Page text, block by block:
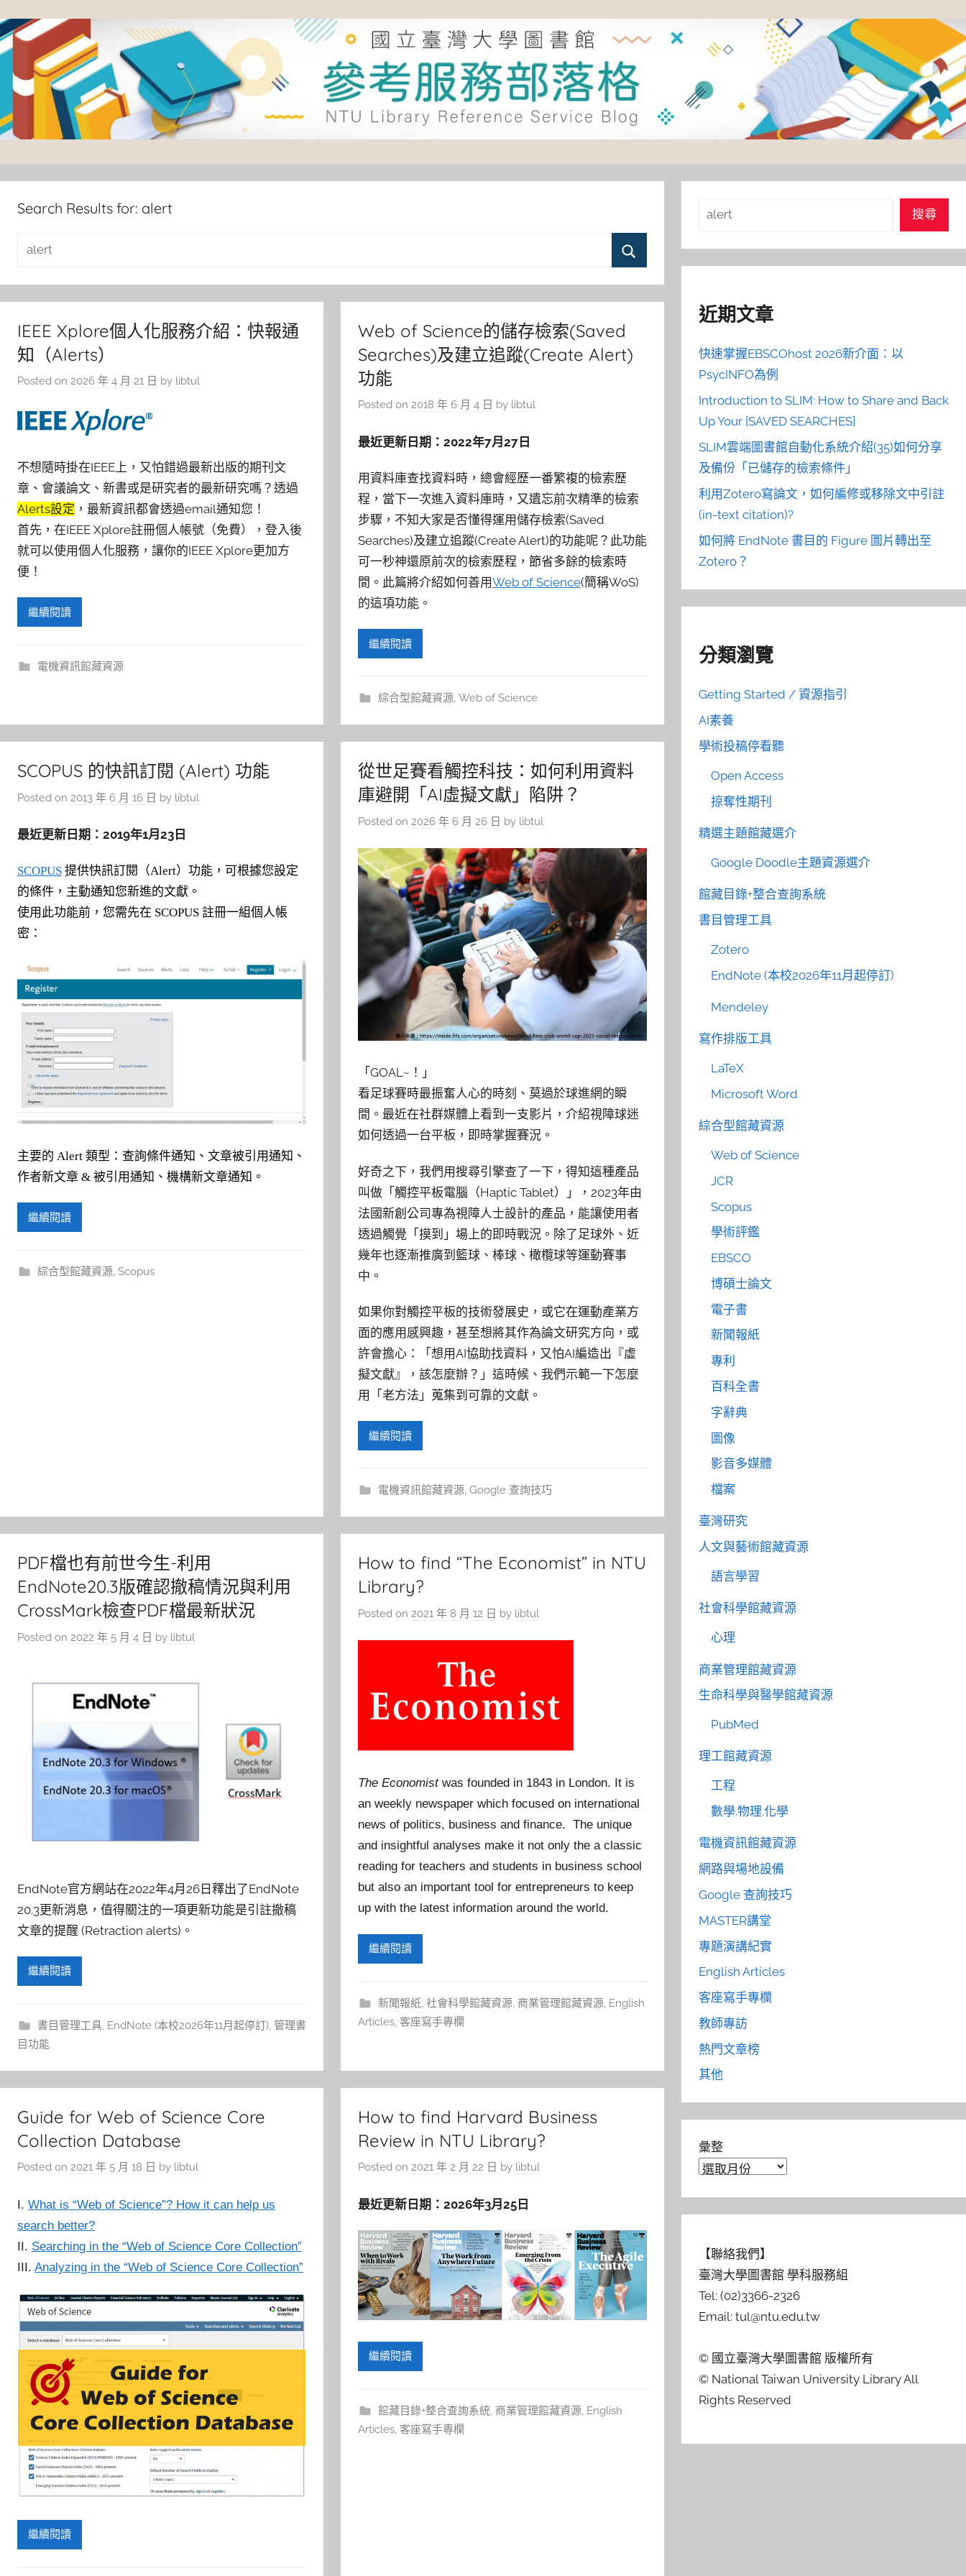
to
content
灣
館
Search Results for: alert
IEEE Xplore個人化服務介紹：快報通
知（Alerts）
Posted on 2026 年 4 月 21 日 by libtul
不想隨時掛在IEEE上，又怕錯過最新出版的期刊文
章、會議論文、新書或是研究者的最新研究嗎？透過
Alerts設定 ，最新資訊都會透過email通知您！
首先，在IEEE Xplore註冊個人帳號（免費），登入後
就可以使用個人化服務，讓你的IEEE Xplore更加方
便！
繼續閱讀
電機資訊館藏資源
Web of Science的儲存檢索(Saved
Searches)及建立追蹤(Create Alert)
功能
Posted on 2018 年 6 月 4 日 by libtul
最近更新日期：2022年7月27日
用資料庫查找資料時，總會經歷一番繁複的檢索歷
程，當下一次進入資料庫時，又遺忘前次精準的檢索
步驟，不知大家是否懂得運用儲存檢索(Saved
Searches)及建立追蹤(Create Alert)的功能呢？此功能
可一秒神還原前次的檢索歷程，節省多餘的檢索時
間。此篇將介紹如何善用Web of Science(簡稱WoS)
的這項功能。
繼續閱讀
綜合型館藏資源, Web of Science
SCOPUS 的快訊訂閱 (Alert) 功能
Posted on 2013 年 6 月 16 日 by libtul
最近更新日期：2019年1月23日
SCOPUS 提供快訊訂閱（Alert）功能，可根據您設定
的條件，主動通知您新進的文獻。
使用此功能前，您需先在 SCOPUS 註冊一組個人帳
密：
主要的 Alert 類型：查詢條件通知、文章被引用通知、
作者新文章 & 被引用通知、機構新文章通知。
繼續閱讀
綜合型館藏資源, Scopus
從世足賽看觸控科技：如何利用資料
庫避開「AI虛擬文獻」陷阱？
Posted on 2026 年 6 月 26 日 by libtul
「GOAL~！」
看足球賽時最振奮人心的時刻、莫過於球進網的瞬
間。最近在社群媒體上看到一支影片，介紹視障球迷
如何透過一台平板，即時掌握賽況。
好奇之下，我們用搜尋引擎查了一下，得知這種產品
叫做「觸控平板電腦（Haptic Tablet）」，2023年由
法國新創公司專為視障人士設計的產品，能讓使用者
透過觸覺「摸到」場上的即時戰況。除了足球外、近
幾年也逐漸推廣到籃球、棒球、橄欖球等運動賽事
中。
如果你對觸控平板的技術發展史，或它在運動產業方
面的應用感興趣，甚至想將其作為論文研究方向，或
許會擔心：「想用AI協助找資料，又怕AI編造出『虛
擬文獻』，該怎麼辦？」這時候、我們示範一下怎麼
用「老方法」蒐集到可靠的文獻。
繼續閱讀
電機資訊館藏資源, Google 查詢技巧
PDF檔也有前世今生-利用
EndNote20.3版確認撤稿情況與利用
CrossMark檢查PDF檔最新狀況
Posted on 2022 年 5 月 4 日 by libtul
EndNote官方網站在2022年4月26日釋出了EndNote
20.3更新消息，值得關注的一項更新功能是引註撤稿
文章的提醒 (Retraction alerts)。
繼續閱讀
書目管理工具, EndNote (本校2026年11月起停訂), 管理書
目功能
How to find “The Economist” in NTU
Library?
Posted on 2021 年 8 月 12 日 by libtul
The Economist was founded in 1843 in London. It is
an weekly newspaper which focused on international
news of politics, business and finance. The unique
and insightful analyses make it not only the a classic
reading for teachers and students in business school
but also an important tool for entrepreneurs to keep
up with the latest information around the world.
繼續閱讀
新聞報紙, 社會科學館藏資源, 商業管理館藏資源, English
Articles 客座寫手專欄
Guide for Web of Science Core
Collection Database
Posted on 2021 年 5 月 18 日 by libtul
I. What is “Web of Science”? How it can help us
search better?
II. Searching in the “Web of Science Core Collection”
III. Analyzing in the “Web of Science Core Collection”
繼續閱讀
How to find Harvard Business
Review in NTU Library?
Posted on 2021 年 2 月 22 日 by libtul
最近更新日期：2026年3月25日
繼續閱讀
館藏目錄+整合查詢系統, 商業管理館藏資源, English
Articles, 客座寫手專欄
搜尋
近期文章
快速掌握EBSCOhost 2026新介面：以
PsycINFO為例
Introduction to SLIM: How to Share and Back
Up Your [SAVED SEARCHES]
SLIM雲端圖書館自動化系統介紹(35)如何分享
及備份「已儲存的檢索條件」
利用Zotero寫論文，如何編修或移除文中引註
(in-text citation)?
如何將 EndNote 書目的 Figure 圖片轉出至
Zotero？
分類瀏覽
Getting Started / 資源指引
AI素養
學術投稿停看聽
Open Access
掠奪性期刊
精選主題館藏選介
Google Doodle主題資源選介
館藏目錄+整合查詢系統
書目管理工具
Zotero
EndNote (本校2026年11月起停訂)
Mendeley
寫作排版工具
LaTeX
Microsoft Word
綜合型館藏資源
Web of Science
JCR
Scopus
學術評鑑
EBSCO
博碩士論文
電子書
新聞報紙
專利
百科全書
字辭典
圖像
影音多媒體
檔案
臺灣研究
人文與藝術館藏資源
語言學習
社會科學館藏資源
心理
商業管理館藏資源
生命科學與醫學館藏資源
PubMed
理工館藏資源
工程
數學.物理.化學
電機資訊館藏資源
網路與場地設備
Google 查詢技巧
MASTER講堂
專題演講紀實
English Articles
客座寫手專欄
教師專訪
熱門文章榜
其他
彙整
【聯絡我們】
臺灣大學圖書館 學科服務組
Tel: (02)3366-2326
Email: tul@ntu.edu.tw
© 國立臺灣大學圖書館 版權所有
© National Taiwan University Library All
Rights Reserved